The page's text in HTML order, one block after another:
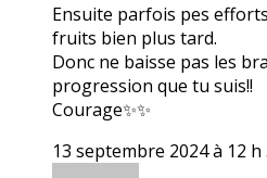
Ensuite parfois pes
fruits bien plus tard.
Donc ne baisse pas les
progression que tu suis!!
Courage✨✨
13 septembre 2024 à 12 h